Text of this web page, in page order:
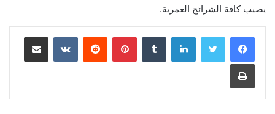
يصيب كافة الشرائح العمرية.
لينكدإن بينتيريست مشاركة عبر البريد
طباعة